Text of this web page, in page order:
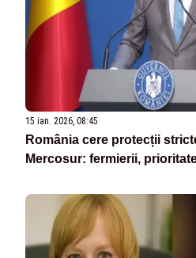
15 ian. 2026, 08:45
România cere protecții
Mercosur: fermierii,